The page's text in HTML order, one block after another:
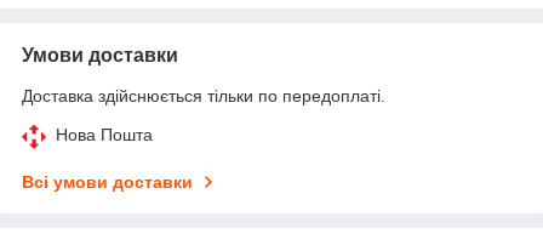
Умови доставки
Доставка здійснюється тільки по передоплаті.
Нова Пошта
Всі умови доставки